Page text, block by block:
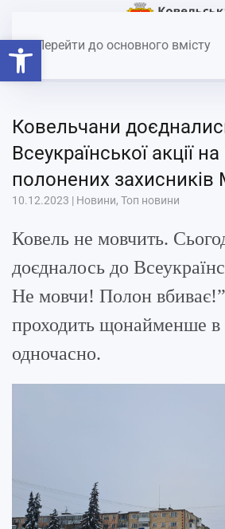
Відкрити Панель інструментів
Перейти до основного вмісту
Всеукраїнської акції на підтримку
Маріуполя
Ковельчани
Всеукраїнської акції
полонених захисників
10.12.2023 | Новини, Топ новини
Ковель не мовчить.
доєдналось до
Не мовчи! Полон
проходить щонайменше в
одночасно.